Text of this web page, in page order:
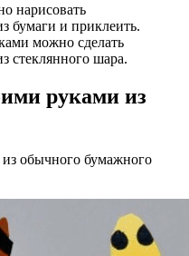
нарисовать
бумаги и приклеить.
можно сделать
стеклянного шара.
руками из
из обычного бумажного